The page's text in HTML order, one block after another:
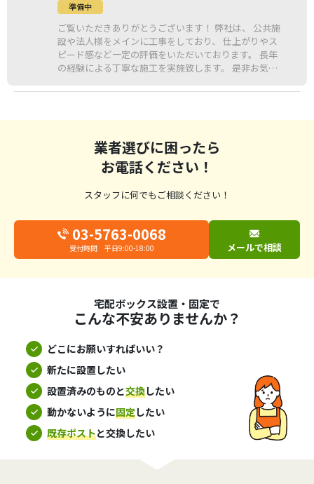
準備中
ご覧いただきありがとうございます！ 弊社は、 公共施
設や法人様をメインに工事をしており、 仕上がりやス
ピード感など一定の評価をいただいております。 長年
の経験による丁寧な施工を実施致します。 是非お気軽
業者選びに困ったら
お電話ください！
スタッフに何でもご相談ください！
03-5763-0068
受付時間 平日9:00-18:00 メールで相談
宅配ボックス設置・固定で
こんな不安ありませんか？
どこにお願いすればいい？
新たに設置したい
設置済みのものと交換したい
動かないように固定したい
既存ポストと交換したい